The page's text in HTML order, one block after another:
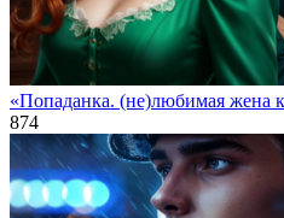
«Попаданка. (не)любимая жена
874